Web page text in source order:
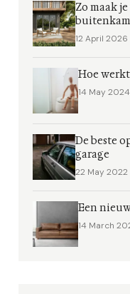
Zo maak
12 April 2026
Hoe
14 May 2024
De beste
garage
22 May 2022
Een
14 March